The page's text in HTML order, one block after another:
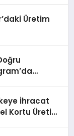
Üretim
İhracat
Kortu Üretim